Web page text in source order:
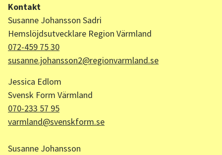
Kontakt
Susanne Johansson Sadri
Hemslöjdsutvecklare Region Värmland
072-459 75 30
susanne.johansson2@regionvarmland.se
Jessica Edlom
Svensk Form Värmland
070-233 57 95
varmland@svenskform.se
Susanne Johansson